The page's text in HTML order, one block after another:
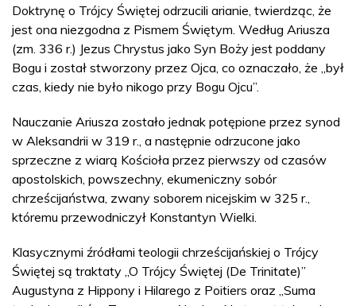
Doktrynę o Trójcy Świętej odrzucili arianie, twierdząc, że
jest ona niezgodna z Pismem Świętym. Według Ariusza
(zm. 336 r.) Jezus Chrystus jako Syn Boży jest poddany
Bogu i został stworzony przez Ojca, co oznaczało, że „był
czas, kiedy nie było nikogo przy Bogu Ojcu”.
Nauczanie Ariusza zostało jednak potępione przez synod
w Aleksandrii w 319 r., a następnie odrzucone jako
sprzeczne z wiarą Kościoła przez pierwszy od czasów
apostolskich, powszechny, ekumeniczny sobór
chrześcijaństwa, zwany soborem nicejskim w 325 r.,
któremu przewodniczył Konstantyn Wielki.
Klasycznymi źródłami teologii chrześcijańskiej o Trójcy
Świętej są traktaty „O Trójcy Świętej (De Trinitate)”
Augustyna z Hippony i Hilarego z Poitiers oraz „Suma